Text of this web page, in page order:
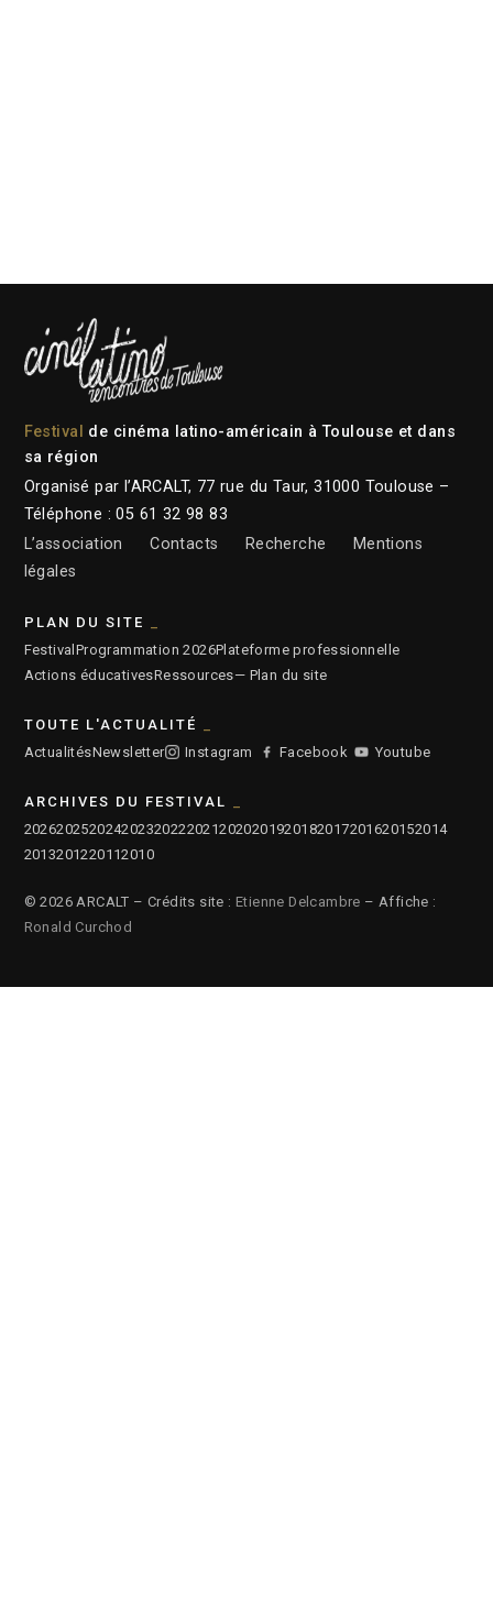
Festival
de cinéma latino-américain à Toulouse et dans
sa région
Organisé par l’ARCALT, 77 rue du Taur, 31000 Toulouse –
Téléphone : 05 61 32 98 83
L’association
Contacts Recherche
Mentions
légales
PLAN DU SITE
Festival Programmation 2026Plateforme professionnelle
Actions éducativesRessources— Plan du site
TOUTE L'ACTUALITÉ
ActualitésNewsletter Instagram Facebook Youtube
ARCHIVES DU FESTIVAL
2026202520242023202220212020201920182017201620152014
2013201220112010
© 2026 ARCALT – Crédits site : Etienne Delcambre – Affiche :
Ronald Curchod